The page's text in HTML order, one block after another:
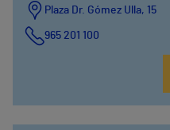
Plaza Dr. Gómez Ulla, 15
965 201 100